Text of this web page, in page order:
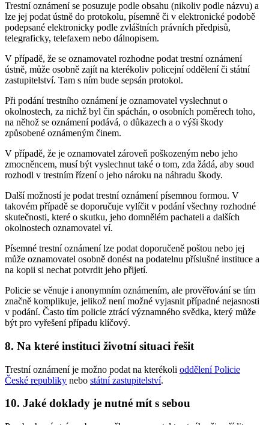
Trestní oznámení se posuzuje podle obsahu (nikoliv podle názvu) a
lze jej podat ústně do protokolu, písemně či v elektronické podobě
podepsané elektronicky podle zvláštních právních předpisů,
telegraficky, telefaxem nebo dálnopisem.
V případě, že se oznamovatel rozhodne podat trestní oznámení
ústně, může osobně zajít na kterékoliv policejní oddělení či státní
zastupitelství. Tam s ním bude sepsán protokol.
Při podání trestního oznámení je oznamovatel vyslechnut o
okolnostech, za nichž byl čin spáchán, o osobních poměrech toho,
na něhož se oznámení podává, o důkazech a o výši škody
způsobené oznámeným činem.
V případě, že je oznamovatel zároveň poškozeným nebo jeho
zmocněncem, musí být vyslechnut také o tom, zda žádá, aby soud
rozhodl v trestním řízení o jeho nároku na náhradu škody.
Další možností je podat trestní oznámení písemnou formou. V
takovém případě se doporučuje vylíčit v podání všechny rozhodné
skutečnosti, které o skutku, jeho domnělém pachateli a dalších
okolnostech oznamovatel ví.
Písemné trestní oznámení lze podat doporučeně poštou nebo jej
může oznamovatel osobně donést na podatelnu příslušné instituce a
na kopii si nechat potvrdit jeho přijetí.
Policie se věnuje i anonymním oznámením, ale prověřování se tím
značně komplikuje, jelikož není možné vyjasnit případné nejasnosti
v podání. Často tím policie ztrácí významného svědka, který může
být pro vyřešení případu klíčový.
8. Na které instituci životní situaci řešit
Trestní oznámení je možno podat na kterékoli oddělení Policie
České republiky nebo státní zastupitelství.
10. Jaké doklady je nutné mít s sebou